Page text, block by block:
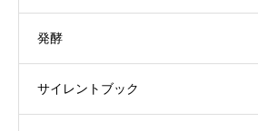
発酵
サイレントブック